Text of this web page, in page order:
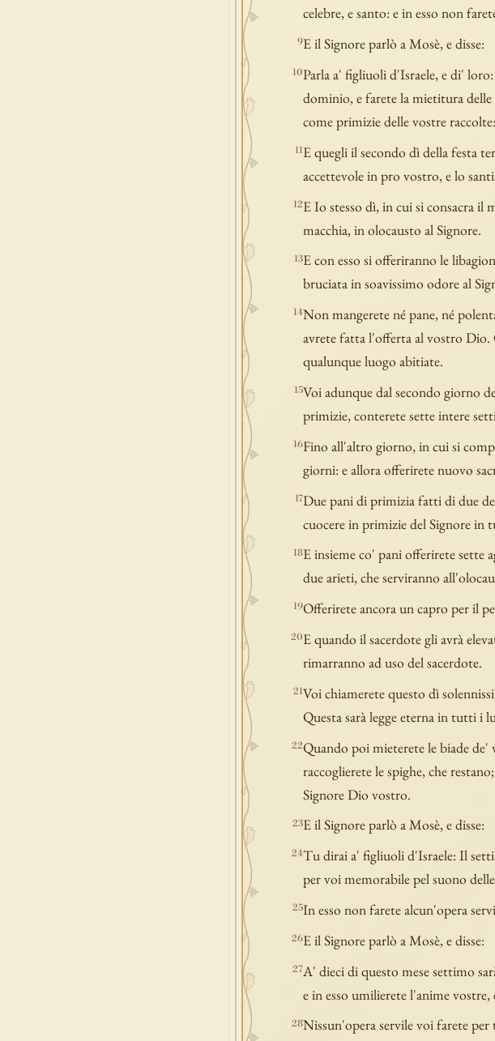
celebre, e santo: e in esso non
9E il Signore parlò a Mosè, e disse:
10Parla a' figliuoli d'Israele, e di'
dominio, e farete la mietitura
come primizie delle vostre raccolte:
11E quegli il secondo dì della festa
accettevole in pro vostro, e lo
12E Io stesso dì, in cui si consacra il
macchia, in olocausto al Signore.
13E con esso si offeriranno le
bruciata in soavissimo odore al
14Non mangerete né pane, né
avrete fatta l'offerta al vostro Dio.
qualunque luogo abitiate.
15Voi adunque dal secondo giorno
primizie, conterete sette intere
16Fino all'altro giorno, in cui si
giorni: e allora offerirete nuovo
17Due pani di primizia fatti di due
cuocere in primizie del Signore
18E insieme co' pani offerirete sette
due arieti, che serviranno
19Offerirete ancora un capro per il
20E quando il sacerdote gli avrà
rimarranno ad uso del sacerdote.
21Voi chiamerete questo dì
Questa sarà legge eterna in tutti i
22Quando poi mieterete le biade
raccoglierete le spighe, che
Signore Dio vostro.
23E il Signore parlò a Mosè, e disse:
24Tu dirai a' figliuoli d'Israele: Il
per voi memorabile pel suono
25In esso non farete alcun'opera
26E il Signore parlò a Mosè, e disse:
27A' dieci di questo mese settimo
e in esso umilierete l'anime
28Nissun'opera servile voi farete